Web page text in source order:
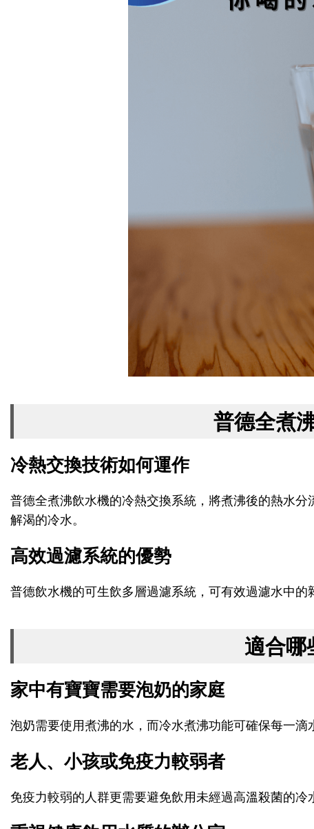
普德全煮
冷熱交換技術如何運作
普德全煮沸飲水機的冷熱交換系統，將煮沸後的熱水
解渴的冷水。
高效過濾系統的優勢
普德飲水機的可生飲多層過濾系統，可有效過濾水中
適合哪
家中有寶寶需要泡奶的家庭
泡奶需要使用煮沸的水，而冷水煮沸功能可確保每一滴
老人、小孩或免疫力較弱者
免疫力較弱的人群更需要避免飲用未經過高溫殺菌的冷